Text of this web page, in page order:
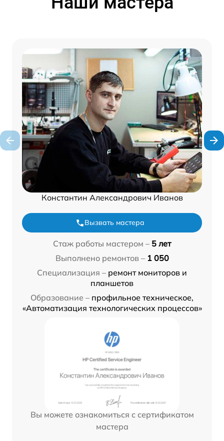
Константин Александрович Иванов
Вызвать мастера
Стаж работы мастером – 5 лет
Выполнено ремонтов – 1 050
Специализация – ремонт мониторов и
планшетов
Образование – профильное техническое,
«Автоматизация технологических процессов»
Вы можете ознакомиться с сертификатом
мастера